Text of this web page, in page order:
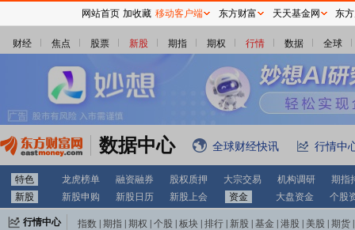
财经 焦点 股票 新股 期指 期权 行情 数据 全球
数据中心 全球财经快讯 行情中
特色 龙虎榜单 融资融券 股权质押 大宗交易 机构调研
期指
新股
新股申购 新股日历 新股上会 资金 大盘资金 个股
行情中心 指数 期指 期权 个股 板块 排行 新股 基金 港股 美股 期货
网站首页 加收藏 移动客户端 东方财富 天天基金网 东